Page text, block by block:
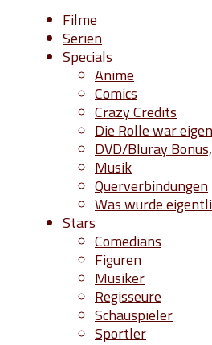
Filme
Serien
Specials
Anime
Comics
Crazy Credits
Die Rolle war
DVD/Bluray
Musik
Querverbindungen
Was wurde
Stars
Comedians
Figuren
Musiker
Regisseure
Schauspieler
Sportler